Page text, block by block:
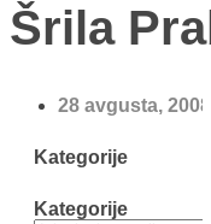
Šrila
28 avgusta, 2008
Kategorije
Kategorije